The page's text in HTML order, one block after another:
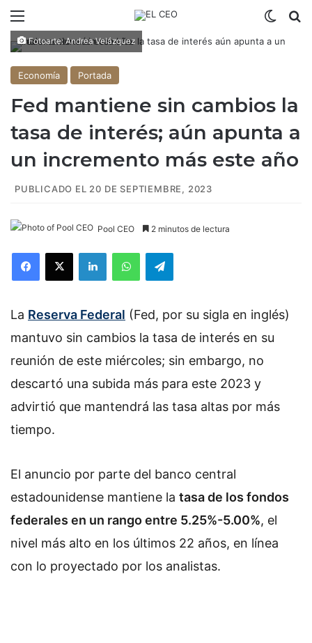
Fotoarte: Andrea Velázquez
Economía Portada
Fed mantiene sin cambios la
tasa de interés; aún apunta a
un incremento más este año
PUBLICADO EL 20 DE SEPTIEMBRE, 2023
Pool CEO 2 minutos de lectura
La Reserva Federal (Fed, por su sigla en inglés)
mantuvo sin cambios la tasa de interés en su
reunión de este miércoles; sin embargo, no
descartó una subida más para este 2023 y
advirtió que mantendrá las tasa altas por más
tiempo.
El anuncio por parte del banco central
estadounidense mantiene la tasa de los fondos
federales en un rango entre 5.25%-5.00%, el
nivel más alto en los últimos 22 años, en línea
con lo proyectado por los analistas.